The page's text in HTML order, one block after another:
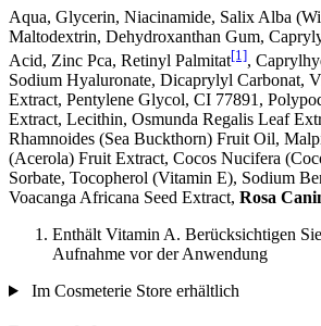
Aqua, Glycerin, Niacinamide, Salix Alba
Maltodextrin, Dehydroxanthan Gum,
Acid, Zinc Pca, Retinyl Palmitat[1],
Sodium Hyaluronate, Dicaprylyl Carbonat,
Extract, Pentylene Glycol, CI 77891,
Extract, Lecithin, Osmunda Regalis Leaf
Rhamnoides (Sea Buckthorn) Fruit Oil,
(Acerola) Fruit Extract, Cocos Nucifera
Sorbate, Tocopherol (Vitamin E), Sodium
Voacanga Africana Seed Extract, Rosa
Enthält Vitamin A. Berücksichtigen
Aufnahme vor der Anwendung
Im Cosmeterie Store erhältlich